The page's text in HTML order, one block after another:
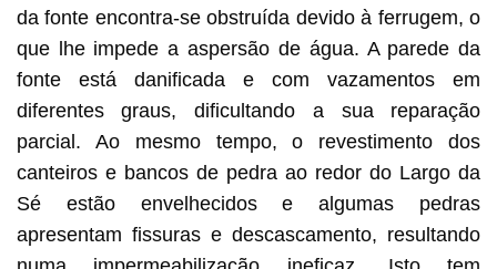
da fonte encontra-se obstruída devido à ferrugem, o
que lhe impede a aspersão de água. A parede da
fonte está danificada e com vazamentos em
diferentes graus, dificultando a sua reparação
parcial. Ao mesmo tempo, o revestimento dos
canteiros e bancos de pedra ao redor do Largo da
Sé estão envelhecidos e algumas pedras
apresentam fissuras e descascamento, resultando